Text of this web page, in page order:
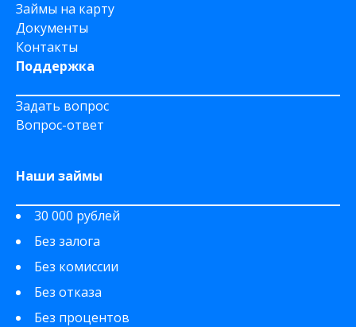
Займы на карту
Документы
Контакты
Поддержка
Задать вопрос
Вопрос-ответ
Наши займы
30 000 рублей
Без залога
Без комиссии
Без отказа
Без процентов